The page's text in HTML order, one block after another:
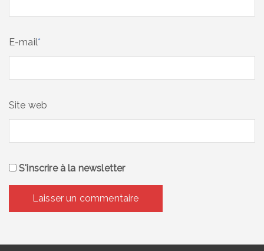
E-mail*
Site web
S'inscrire à la newsletter